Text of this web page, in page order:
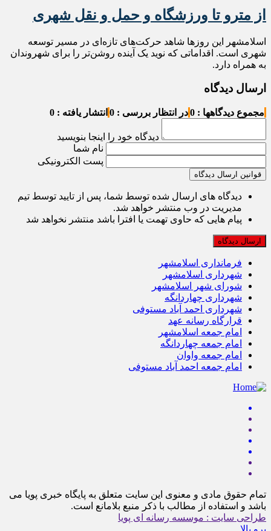
از مترو تا ورزشگاه و حمل‌ و نقل شهری
اسلامشهر این روزها شاهد حرکت‌های تازه‌ای در مسیر توسعه
شهری است. اقداماتی که نوید یک آینده روشن‌تر را برای شهروندان
به همراه دارد.
ارسال دیدگاه
مجموع دیدگاهها : 0 در انتظار بررسی : 0 انتشار یافته : 0
دیدگاه خود را اینجا بنویسید
نام شما
پست الکترونیکی
قوانین ارسال دیدگاه
دیدگاه های ارسال شده توسط شما، پس از تایید توسط تیم
مدیریت در وب منتشر خواهد شد.
پیام هایی که حاوی تهمت یا افترا باشد منتشر نخواهد شد
فرمانداری اسلامشهر
شهرداری اسلامشهر
شورای شهر اسلامشهر
شهرداری چهاردانگه
شهرداری احمد آباد مستوفی
قرارگاه رسانه عهد
امام جمعه اسلامشهر
امام جمعه چهاردانگه
امام جمعه واوان
امام جمعه احمد آباد مستوفی
تمام حقوق مادی و معنوی این سایت متعلق به پایگاه خبری پویا می
باشد و استفاده از مطالب با ذکر منبع بلامانع است.
طراحی سایت : موسسه رسانه ای پویا
برو بالا